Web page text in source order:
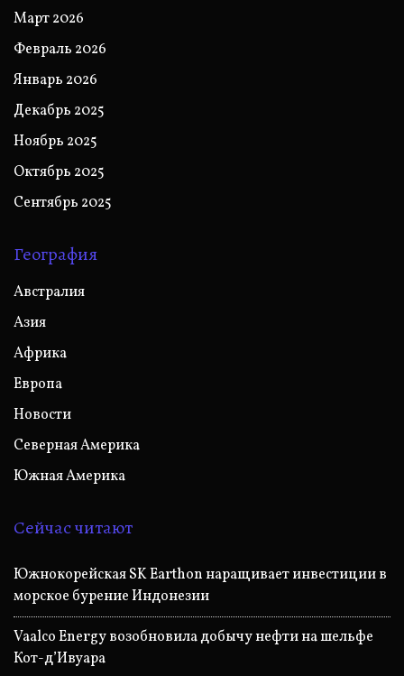
Март 2026
Февраль 2026
Январь 2026
Декабрь 2025
Ноябрь 2025
Октябрь 2025
Сентябрь 2025
География
Австралия
Азия
Африка
Европа
Новости
Северная Америка
Южная Америка
Сейчас читают
Южнокорейская SK Earthon наращивает инвестиции в
морское бурение Индонезии
Vaalco Energy возобновила добычу нефти на шельфе
Кот-д’Ивуара